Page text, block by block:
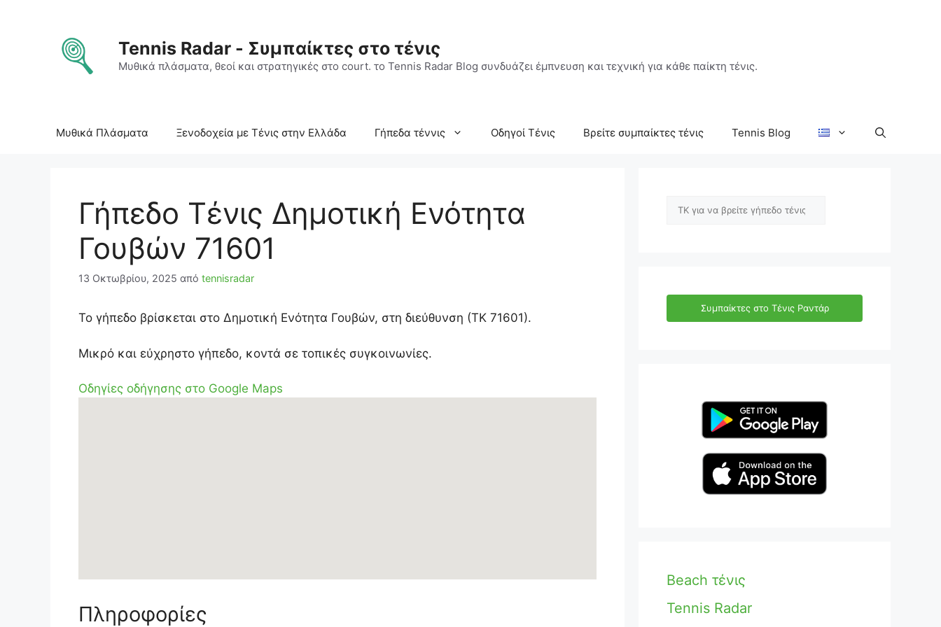
περιεχόμενο
Tennis Radar - Συμπαίκτες στο τένις
Μυθικά πλάσματα, θεοί και στρατηγικές στο court. το Tennis Radar Blog συνδυάζει έμπνευση και τεχνική για κάθε παίκτη τένις.
Μυθικά Πλάσματα Ξενοδοχεία με Τένις στην Ελλάδα Γήπεδα τέννις Οδηγοί Τένις Βρείτε συμπαίκτες τένις Tennis Blog
Γήπεδο Τένις Δημοτική Ενότητα
Γουβών 71601
13 Οκτωβρίου, 2025 από tennisradar
Το γήπεδο βρίσκεται στο Δημοτική Ενότητα Γουβών, στη διεύθυνση (ΤΚ 71601).
Μικρό και εύχρηστο γήπεδο, κοντά σε τοπικές συγκοινωνίες.
Οδηγίες οδήγησης στο Google Maps
Πληροφορίες
Αναζήτηση
Συμπαίκτες στο Τένις Ραντάρ
Beach τένις
Tennis Radar